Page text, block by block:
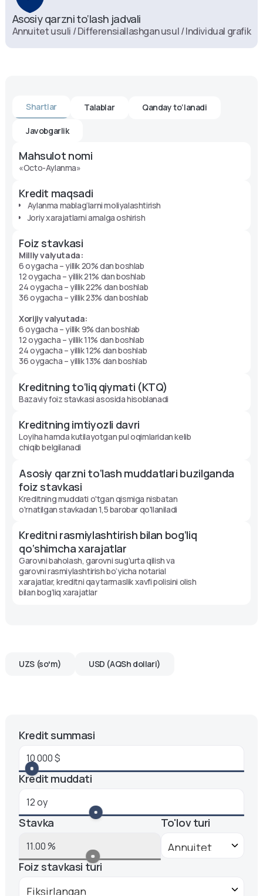
Asosiy qarzni to‘lash jadvali
Annuitet usuli / Differensiallashgan usul / Individual grafik
Shartlar Talablar Qanday to‘lanadi
Javobgarlik
Mahsulot nomi
«Octo-Aylanma»
Kredit maqsadi
Aylanma mablag‘larni moliyalashtirish
Joriy xarajatlarni amalga oshirish
Foiz stavkasi
Milliy valyutada:
6 oygacha – yillik 20% dan boshlab
12 oygacha – yillik 21% dan boshlab
24 oygacha – yillik 22% dan boshlab
36 oygacha – yillik 23% dan boshlab
Xorijiy valyutada:
6 oygacha – yillik 9% dan boshlab
12 oygacha – yillik 11% dan boshlab
24 oygacha – yillik 12% dan boshlab
36 oygacha – yillik 13% dan boshlab
Kreditning to‘liq qiymati (KTQ)
Bazaviy foiz stavkasi asosida hisoblanadi
Kreditning imtiyozli davri
Loyiha hamda kutilayotgan pul oqimlaridan kelib
chiqib belgilanadi
Asosiy qarzni to‘lash muddatlari buzilganda
foiz stavkasi
Kreditning muddati o'tgan qismiga nisbatan
o'rnatilgan stavkadan 1,5 barobar qo'llaniladi
Kreditni rasmiylashtirish bilan bog‘liq
qo‘shimcha xarajatlar
Garovni baholash, garovni sug‘urta qilish va
garovni rasmiylashtirish bo‘yicha notarial
xarajatlar, kreditni qaytarmaslik xavfi polisini olish
bilan bog‘liq xarajatlar
UZS (soʻm) USD (AQSh dollari)
Kredit summasi
Kredit muddati
Stavka To'lov turi
Foiz stavkasi turi